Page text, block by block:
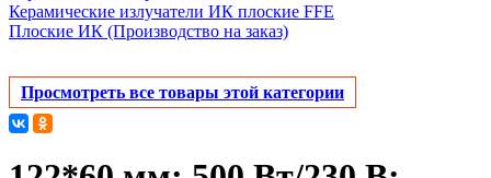
Керамические излучатели ИК плоские FFE
Плоские ИК (Производство на заказ)
Просмотреть все товары этой категории